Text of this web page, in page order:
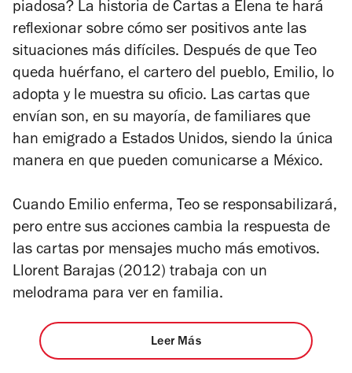
piadosa? La historia de Cartas a Elena te hará
reflexionar sobre cómo ser positivos ante las
situaciones más difíciles. Después de que Teo
queda huérfano, el cartero del pueblo, Emilio, lo
adopta y le muestra su oficio. Las cartas que
envían son, en su mayoría, de familiares que
han emigrado a Estados Unidos, siendo la única
manera en que pueden comunicarse a México.
Cuando Emilio enferma, Teo se responsabilizará,
pero entre sus acciones cambia la respuesta de
las cartas por mensajes mucho más emotivos.
Llorent Barajas (2012) trabaja con un
melodrama para ver en familia.
Leer Más